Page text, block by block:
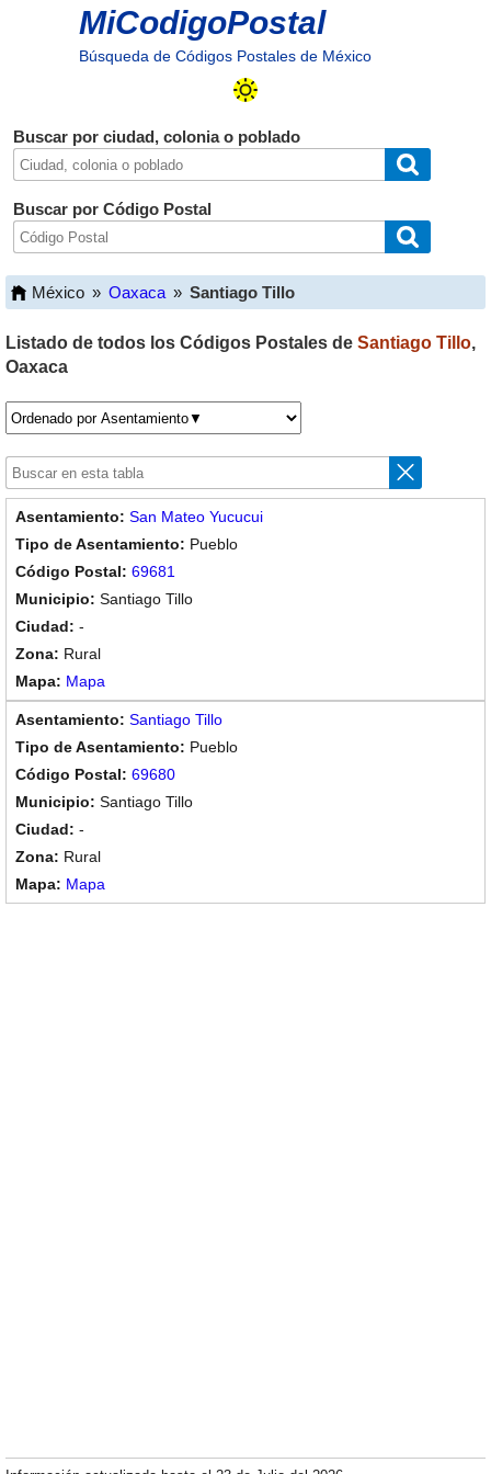
MiCodigoPostal
Búsqueda de Códigos Postales de México
Buscar por ciudad, colonia o poblado
Buscar por Código Postal
México » Oaxaca » Santiago Tillo
Listado de todos los Códigos Postales de Santiago Tillo,
Oaxaca
San Mateo Yucucui
Pueblo
69681
Santiago Tillo
-
Rural
Mapa
Santiago Tillo
Pueblo
69680
Santiago Tillo
-
Rural
Mapa